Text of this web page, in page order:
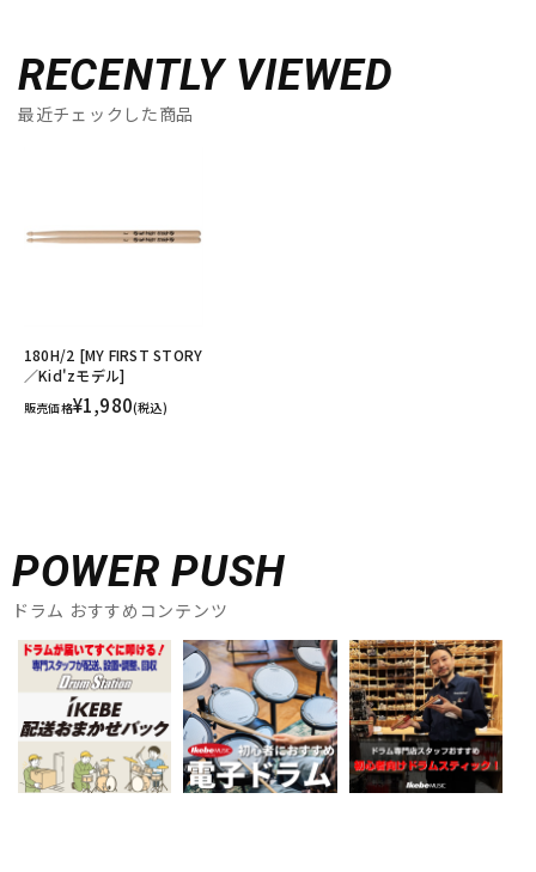
RECENTLY VIEWED
最近チェックした商品
180H/2 [MY FIRST STORY
／Kid'zモデル]
販売価格¥1,980(税込)
POWER PUSH
ドラム おすすめコンテンツ